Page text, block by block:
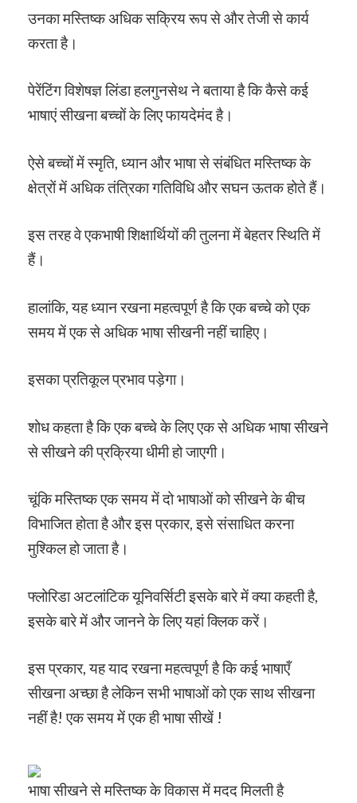
उनका मस्तिष्क अधिक सक्रिय रूप से और तेजी से कार्य
करता है।
पेरेंटिंग विशेषज्ञ लिंडा हलगुनसेथ ने बताया है कि कैसे कई
भाषाएं सीखना बच्चों के लिए फायदेमंद है।
ऐसे बच्चों में स्मृति, ध्यान और भाषा से संबंधित मस्तिष्क के
क्षेत्रों में अधिक तंत्रिका गतिविधि और सघन ऊतक होते हैं।
इस तरह वे एकभाषी शिक्षार्थियों की तुलना में बेहतर स्थिति में
हैं।
हालांकि, यह ध्यान रखना महत्वपूर्ण है कि एक बच्चे को एक
समय में एक से अधिक भाषा सीखनी नहीं चाहिए।
इसका प्रतिकूल प्रभाव पड़ेगा।
शोध कहता है कि एक बच्चे के लिए एक से अधिक भाषा सीखने
से सीखने की प्रक्रिया धीमी हो जाएगी।
चूंकि मस्तिष्क एक समय में दो भाषाओं को सीखने के बीच
विभाजित होता है और इस प्रकार, इसे संसाधित करना
मुश्किल हो जाता है।
फ्लोरिडा अटलांटिक यूनिवर्सिटी इसके बारे में क्या कहती है,
इसके बारे में और जानने के लिए यहां क्लिक करें।
इस प्रकार, यह याद रखना महत्वपूर्ण है कि कई भाषाएँ
सीखना अच्छा है लेकिन सभी भाषाओं को एक साथ सीखना
नहीं है! एक समय में एक ही भाषा सीखें !
भाषा सीखने से मस्तिष्क के विकास में मदद मिलती है